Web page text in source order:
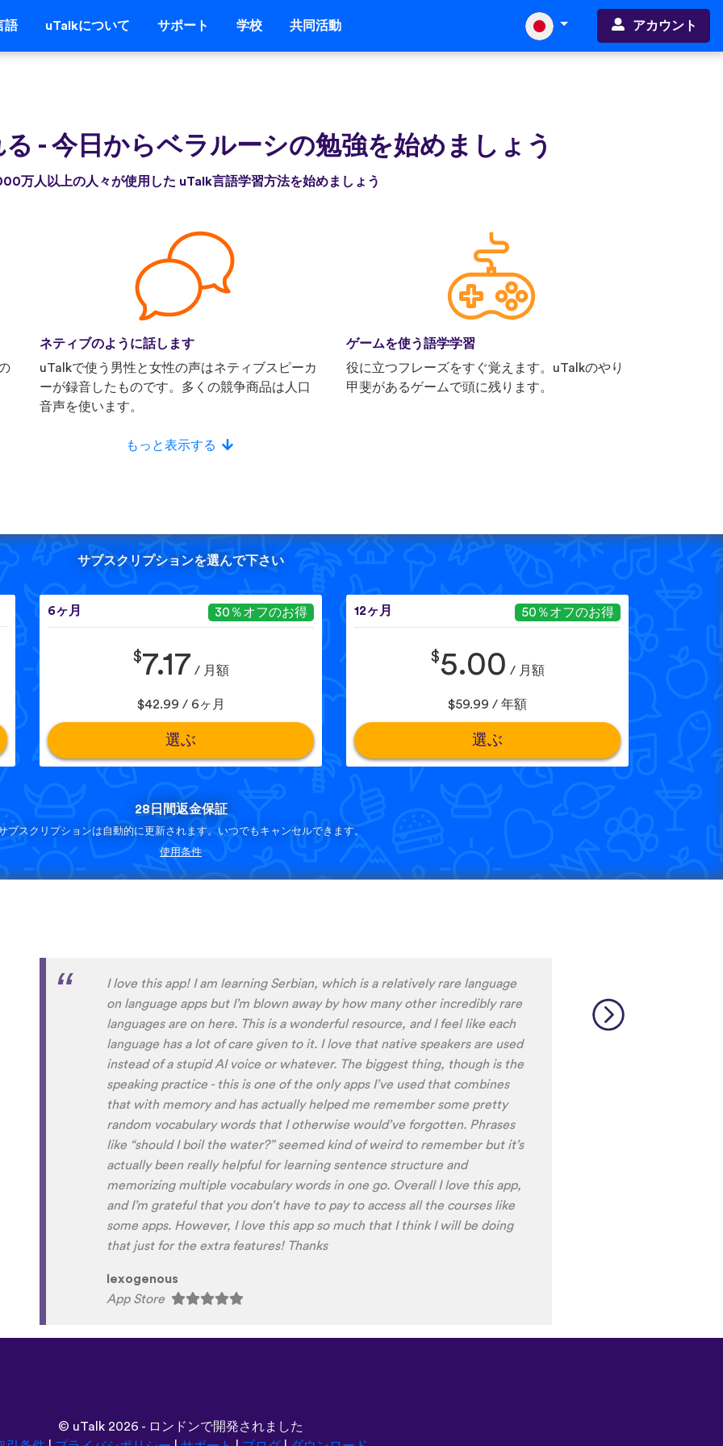
語 uTalkについて サポート 学校 共同活動 アカウント
- 今日からベラルーシの勉強を始めましょう
万人以上の人々が使用した uTalk言語学習方法を始めましょう
ネティブのように話します
uTalkで使う男性と女性の声はネティブスピーカ
ーが録音したものです。多くの競争商品は人口
音声を使います。
ゲームを使う語学学習
役に立つフレーズをすぐ覚えます。uTalkのやり
甲斐があるゲームで頭に残ります。
もっと表示する
サブスクリプションを選んで下さい
6ヶ月 30％オフのお得
$7.17 / 月額
$42.99 / 6ヶ月
選ぶ
12ヶ月 50％オフのお得
$5.00 / 月額
$59.99 / 年額
選ぶ
28日間返金保証
ブスクリプションは自動的に更新されます。いつでもキャンセルできます。
使用条件
Although I only downloaded the app today, I'm liking what I have seen, so
far. I have been playing around with it to try to learn the format and how
to navigate around the app and have found it to be really user friendly.
When listening to the fluent speakers' pronunciation, I really liked that
the phrase was spoken by both male and female speakers, as I
sometimes struggle with hearing/understanding low register voices.
Although it can be a little disconcerting hearing the recordings of your
own voice (nobody likes the sound of their own voice), it is really helpful
to hear it played back-to-back with the fluent pronunciation for
comparison and self critique. I think I'm going to have fun with this app
and look forward to learning a little (or a lot) of Turkish before my holiday
next summer.
Delilah64